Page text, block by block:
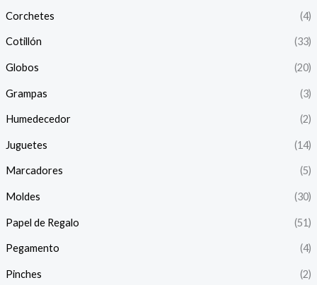
Corchetes (4)
Cotillón (33)
Globos (20)
Grampas (3)
Humedecedor (2)
Juguetes (14)
Marcadores (5)
Moldes (30)
Papel de Regalo (51)
Pegamento (4)
Pinches (2)